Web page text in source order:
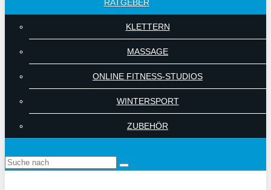
RATGEBER
KLETTERN
MASSAGE
ONLINE FITNESS-STUDIOS
WINTERSPORT
ZUBEHÖR